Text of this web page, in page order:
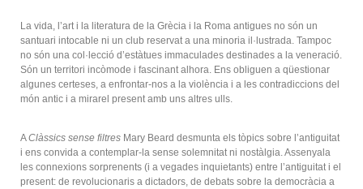
La vida, l’art i la literatura de la Grècia i la Roma antigues no són un
santuari intocable ni un club reservat a una minoria il·lustrada. Tampoc
no són una col·lecció d’estàtues immaculades destinades a la veneració.
Són un territori incòmode i fascinant alhora. Ens obliguen a qüestionar
algunes certeses, a enfrontar-nos a la violència i a les contradiccions del
món antic i a mirarel present amb uns altres ulls.
AClàssics sense filtres Mary Beard desmunta els tòpics sobre l’antiguitat
i ens convida a contemplar-la sense solemnitat ni nostàlgia. Assenyala
les connexions sorprenents (i a vegades inquietants) entre l’antiguitat i el
present: de revolucionaris a dictadors, de debats sobre la democràcia a